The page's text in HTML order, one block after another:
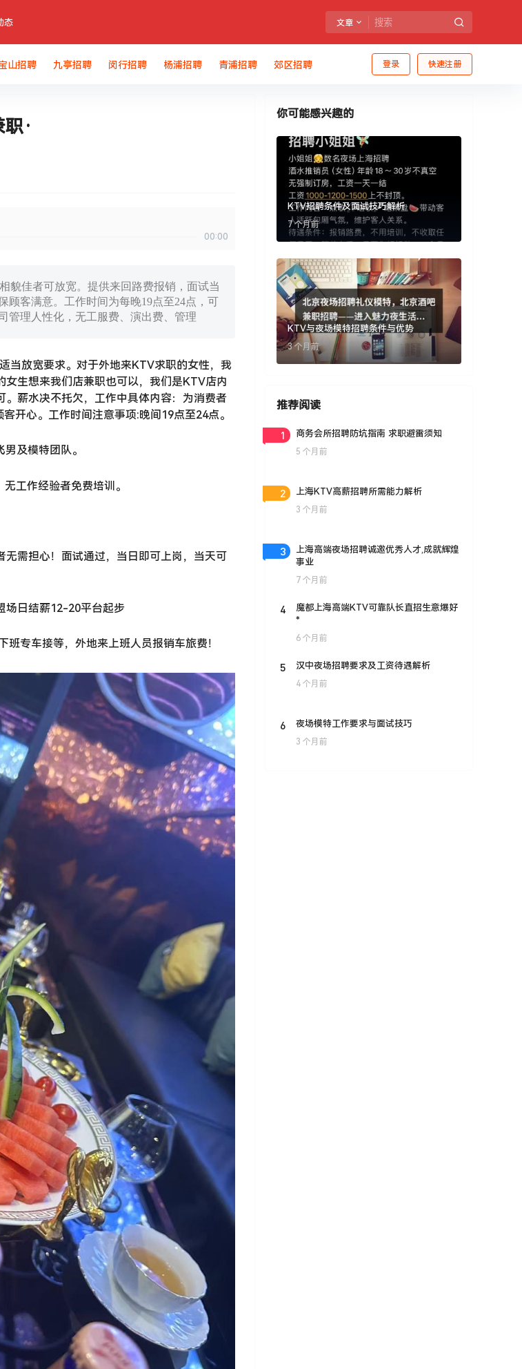
态 文章
登录 快速注册
山招聘 九亭招聘 闵行招聘 杨浦招聘 青浦招聘 郊区招聘
·
00:00
貌佳者可放宽。提供来回路费报销，面试当
顾客满意。工作时间为每晚19点至24点，可
管理人性化，无工服费、演出费、管理
当放宽要求。对于外地来KTV求职的女性，我
生想来我们店兼职也可以，我们是KTV店内
薪水决不托欠，工作中具体内容：为消费者
开心。工作时间注意事项:晚间19点至24点。
及模特团队。
工作经验者免费培训。
需担心！面试通过，当日即可上岗，当天可
场日结薪12-20平台起步
专车接等，外地来上班人员报销车旅费！
你可能感兴趣的
KTV招聘条件及面试技巧解析
7 个月前
KTV与夜场模特招聘条件与优势
3 个月前
推荐阅读
1 商务会所招聘防坑指南 求职避雷须知
5 个月前
2 上海KTV高薪招聘所需能力解析
3 个月前
3
上海高端夜场招聘诚邀优秀人才,成就辉煌
事业
7 个月前
4
魔都上海高端KTV可靠队长直招生意爆好
*
6 个月前
5 汉中夜场招聘要求及工资待遇解析
4 个月前
6 夜场模特工作要求与面试技巧
3 个月前